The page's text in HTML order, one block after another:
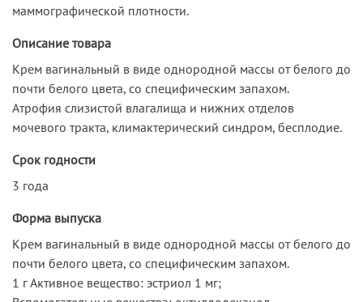
маммографической плотности.
Описание товара
Крем вагинальный в виде однородной массы от белого до
почти белого цвета, со специфическим запахом.
Атрофия слизистой влагалища и нижних отделов
мочевого тракта, климактерический синдром, бесплодие.
Срок годности
3 года
Форма выпуска
Крем вагинальный в виде однородной массы от белого до
почти белого цвета, со специфическим запахом.
1 г Активное вещество: эстриол 1 мг;